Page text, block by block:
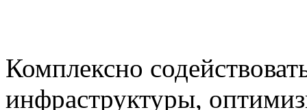
Комплексно
инфраструктуры,